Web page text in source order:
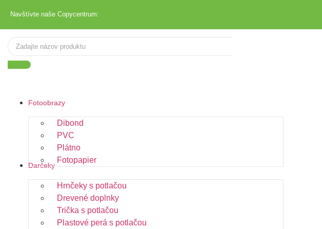
Navštívte naše Copycentrum:
Fotoobrazy
Dibond
PVC
Plátno
Fotopapier
Darčeky
Hrnčeky s potlačou
Drevené doplnky
Trička s potlačou
Plastové perá s potlačou